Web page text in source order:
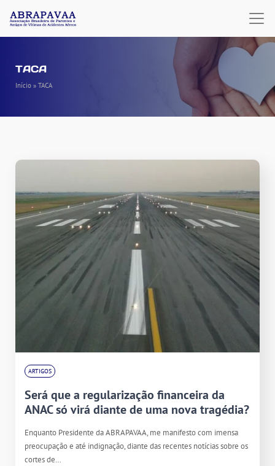
TACA
Início » TACA
ARTIGOS
Será que a regularização financeira da
ANAC só virá diante de uma nova tragédia?
Enquanto Presidente da ABRAPAVAA, me manifesto com imensa
preocupação e até indignação, diante das recentes notícias sobre os
cortes de…